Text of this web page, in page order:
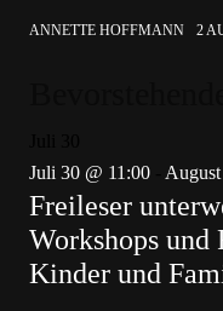
ANNETTE HOFFMANN 2
Juli 30 @ 11:00
Freileser
Workshops
Kinder und